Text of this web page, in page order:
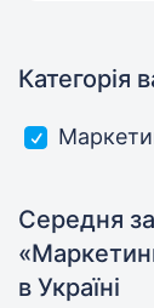
Категорія
Середня
в Україні